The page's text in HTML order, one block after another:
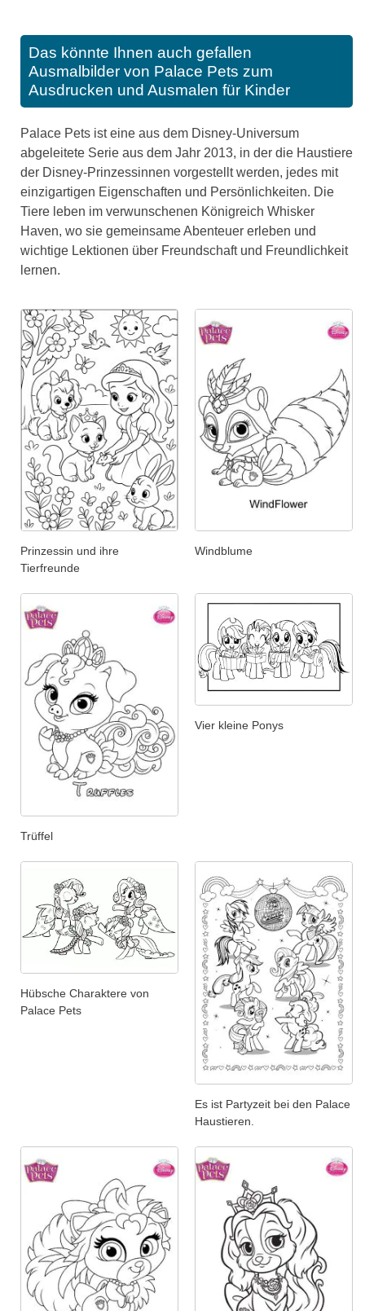
Das könnte Ihnen auch gefallen
Ausmalbilder von Palace Pets zum
Ausdrucken und Ausmalen für Kinder
Palace Pets ist eine aus dem Disney-Universum
abgeleitete Serie aus dem Jahr 2013, in der die Haustiere
der Disney-Prinzessinnen vorgestellt werden, jedes mit
einzigartigen Eigenschaften und Persönlichkeiten. Die
Tiere leben im verwunschenen Königreich Whisker
Haven, wo sie gemeinsame Abenteuer erleben und
wichtige Lektionen über Freundschaft und Freundlichkeit
lernen.
Prinzessin und ihre
Tierfreunde
Windblume
Trüffel
Vier kleine Ponys
Hübsche Charaktere von
Palace Pets
Es ist Partyzeit bei den Palace
Haustieren.